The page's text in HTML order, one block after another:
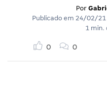
Por
Publicado em 24/02/21
1 min.
0 0